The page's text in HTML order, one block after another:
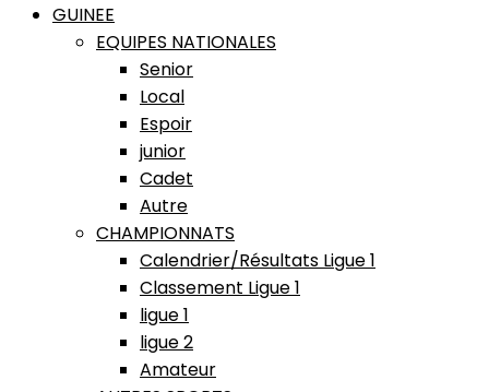
GUINEE
EQUIPES NATIONALES
Senior
Local
Espoir
junior
Cadet
Autre
CHAMPIONNATS
Calendrier/Résultats Ligue 1
Classement Ligue 1
ligue 1
ligue 2
Amateur